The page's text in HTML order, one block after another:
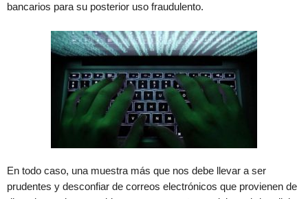
bancarios para su posterior uso fraudulento.
En todo caso, una muestra más que nos debe llevar a ser
prudentes y desconfiar de correos electrónicos que provienen de